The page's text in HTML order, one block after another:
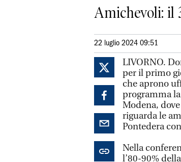
Amichevoli: il
22 luglio 2024 09:51
LIVORNO.
per il primo
che aprono
programma
Modena,
riguarda le
Pontedera
Nella
l’80-90%